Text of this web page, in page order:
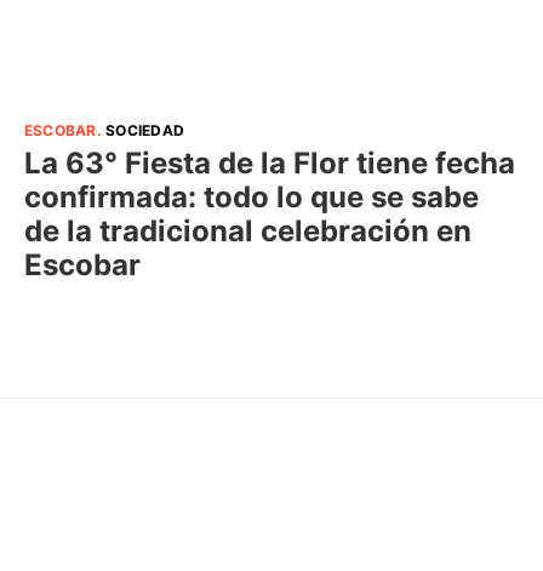
ESCOBAR.SOCIEDAD
La 63° Fiesta de la Flor tiene fecha
confirmada: todo lo que se sabe
de la tradicional celebración en
Escobar